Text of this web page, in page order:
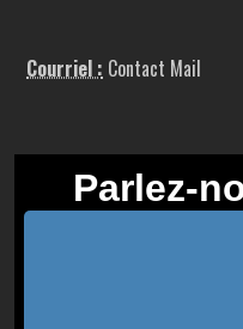
Courriel : Contact Mail